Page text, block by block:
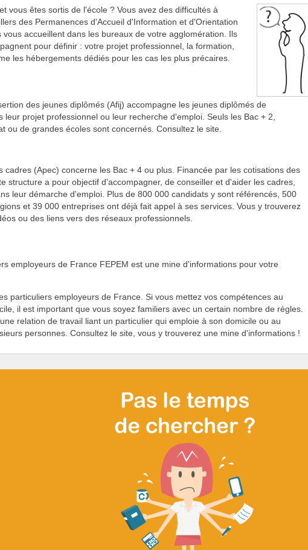
vous êtes sortis de l'école ? Vous avez des difficultés à
des Permanences d'Accueil d'Information et d'Orientation
vous accueillent dans les bureaux de votre agglomération. Ils
pour définir : votre projet professionnel, la formation,
les hébergements dédiés pour les cas les plus précaires.
des jeunes diplômés (Afij) accompagne les jeunes diplômés de
leur projet professionnel ou leur recherche d'emploi. Seuls les Bac + 2,
ou de grandes écoles sont concernés. Consultez le site.
cadres (Apec) concerne les Bac + 4 ou plus. Financée par les cotisations des
structure a pour objectif d'accompagner, de conseiller et d'aider les cadres,
leur démarche d'emploi. Plus de 800 000 candidats y sont référencés, 500
et 39 000 entreprises ont déjà fait appel à ses services. Vous y trouverez
ou des liens vers des réseaux professionnels.
employeurs de France FEPEM est une mine d'informations pour votre
particuliers employeurs de France. Si vous mettez vos compétences au
il est important que vous soyez familiers avec un certain nombre de règles.
relation de travail liant un particulier qui emploie à son domicile ou au
personnes. Consultez le site, vous y trouverez une mine d'informations !